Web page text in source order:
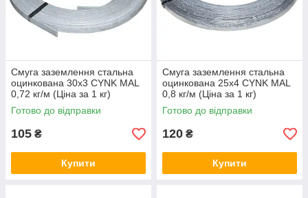
Смуга заземлення стальна
оцинкована 30х3 CYNK MAL
0,72 кг/м (Ціна за 1 кг)
Готово до відправки
105 ₴
Купити
Смуга заземлення стальна
оцинкована 25х4 CYNK MAL
0,8 кг/м (Ціна за 1 кг)
Готово до відправки
120 ₴
Купити